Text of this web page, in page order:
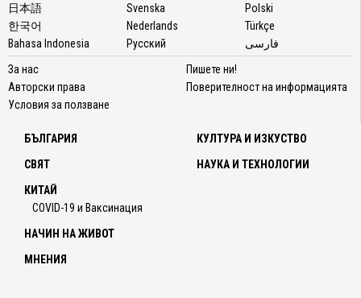
日本語
한국어
Bahasa Indonesia
Svenska
Nederlands
Русский
Polski
Türkçe
فارسی
За нас
Авторски права
Условия за ползване
Пишете ни!
Поверителност на информацията
БЪЛГАРИЯ
СВЯТ
КИТАЙ
COVID-19 и Ваксинация
КУЛТУРА И ИЗКУСТВО
НАУКА И ТЕХНОЛОГИИ
НАЧИН НА ЖИВОТ
МНЕНИЯ